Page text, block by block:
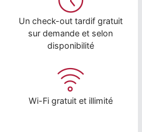
Un check-out tardif gratuit
sur demande et selon
disponibilité
Wi-Fi gratuit et illimité